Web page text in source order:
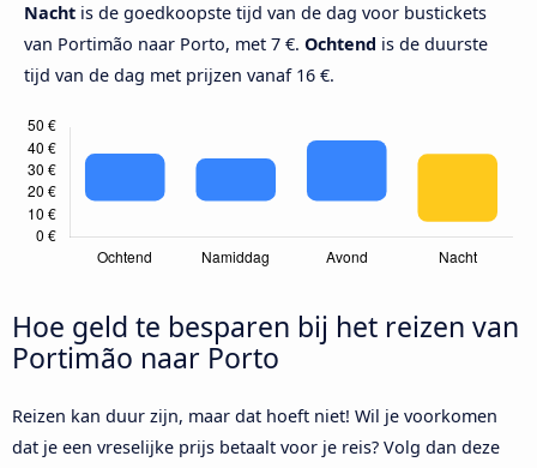
Nacht is de goedkoopste tijd van de dag voor bustickets
van Portimão naar Porto, met 7 €. Ochtend is de duurste
tijd van de dag met prijzen vanaf 16 €.
Hoe geld te besparen bij het reizen van
Portimão naar Porto
Reizen kan duur zijn, maar dat hoeft niet! Wil je voorkomen
dat je een vreselijke prijs betaalt voor je reis? Volg dan deze